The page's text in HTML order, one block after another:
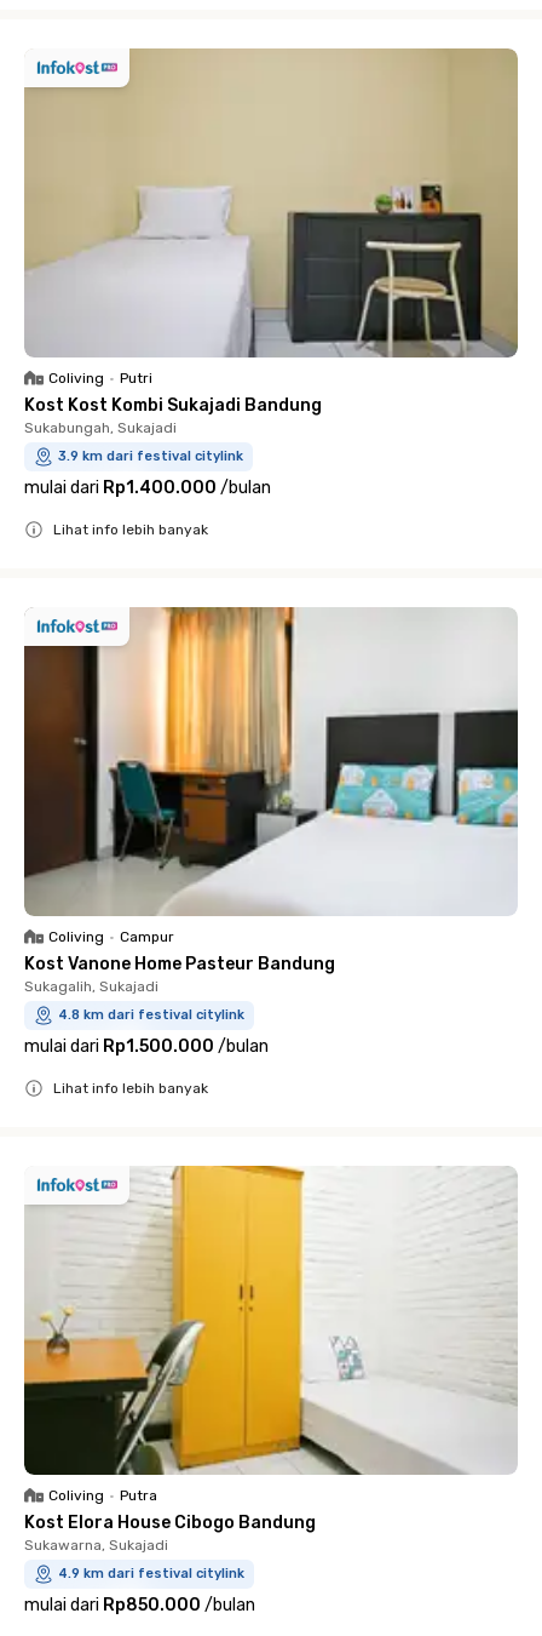
Coliving • Putri
Kost Kost Kombi Sukajadi Bandung
Sukabungah, Sukajadi
3.9 km dari festival citylink
mulai dari Rp1.400.000 /bulan
Lihat info lebih banyak
Coliving • Campur
Kost Vanone Home Pasteur Bandung
Sukagalih, Sukajadi
4.8 km dari festival citylink
mulai dari Rp1.500.000 /bulan
Lihat info lebih banyak
Coliving • Putra
Kost Elora House Cibogo Bandung
Sukawarna, Sukajadi
4.9 km dari festival citylink
mulai dari Rp850.000 /bulan